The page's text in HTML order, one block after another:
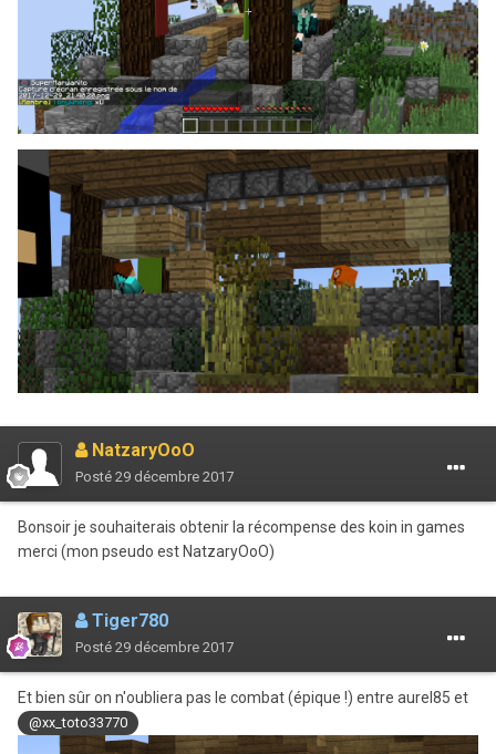
NatzaryOoO
Posté 29 décembre 2017
Bonsoir je souhaiterais obtenir la récompense des koin in games
merci (mon pseudo est NatzaryOoO)
Tiger780
Posté 29 décembre 2017
Et bien sûr on n'oubliera pas le combat (épique !) entre aurel85 et
@xx_toto33770